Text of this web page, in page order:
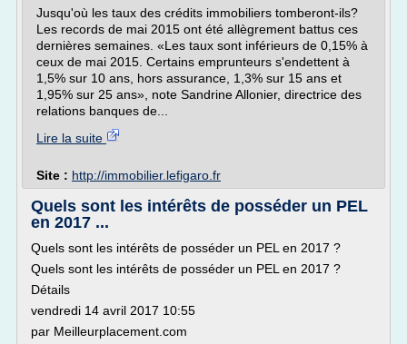
Jusqu'où les taux des crédits immobiliers tomberont-ils?
Les records de mai 2015 ont été allègrement battus ces
dernières semaines. «Les taux sont inférieurs de 0,15% à
ceux de mai 2015. Certains emprunteurs s'endettent à
1,5% sur 10 ans, hors assurance, 1,3% sur 15 ans et
1,95% sur 25 ans», note Sandrine Allonier, directrice des
relations banques de...
Lire la suite
Site : http://immobilier.lefigaro.fr
Quels sont les intérêts de posséder un PEL
en 2017 ...
Quels sont les intérêts de posséder un PEL en 2017 ?
Quels sont les intérêts de posséder un PEL en 2017 ?
Détails
vendredi 14 avril 2017 10:55
par Meilleurplacement.com